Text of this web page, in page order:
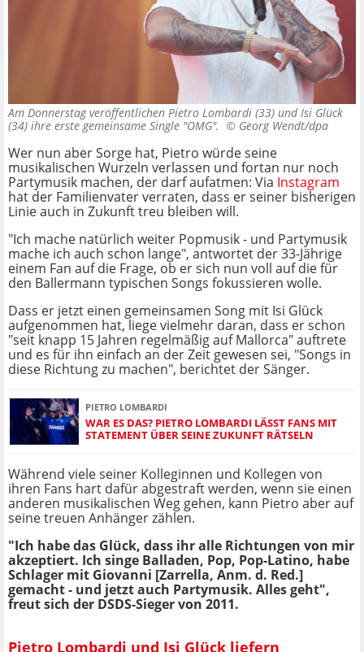
Am Donnerstag veröffentlichen Pietro Lombardi (33) und Isi Glück
(34) ihre erste gemeinsame Single "OMG". © Georg Wendt/dpa
Wer nun aber Sorge hat, Pietro würde seine
musikalischen Wurzeln verlassen und fortan nur noch
Partymusik machen, der darf aufatmen: Via Instagram
hat der Familienvater verraten, dass er seiner bisherigen
Linie auch in Zukunft treu bleiben will.
"Ich mache natürlich weiter Popmusik - und Partymusik
mache ich auch schon lange", antwortet der 33-Jährige
einem Fan auf die Frage, ob er sich nun voll auf die für
den Ballermann typischen Songs fokussieren wolle.
Dass er jetzt einen gemeinsamen Song mit Isi Glück
aufgenommen hat, liege vielmehr daran, dass er schon
"seit knapp 15 Jahren regelmäßig auf Mallorca" auftrete
und es für ihn einfach an der Zeit gewesen sei, "Songs in
diese Richtung zu machen", berichtet der Sänger.
PIETRO LOMBARDI
WAR ES DAS? PIETRO LOMBARDI LÄSST FANS MIT
STATEMENT ÜBER SEINE ZUKUNFT RÄTSELN
Während viele seiner Kolleginnen und Kollegen von
ihren Fans hart dafür abgestraft werden, wenn sie einen
anderen musikalischen Weg gehen, kann Pietro aber auf
seine treuen Anhänger zählen.
"Ich habe das Glück, dass ihr alle Richtungen von mir
akzeptiert. Ich singe Balladen, Pop, Pop-Latino, habe
Schlager mit Giovanni [Zarrella, Anm. d. Red.]
gemacht - und jetzt auch Partymusik. Alles geht",
freut sich der DSDS-Sieger von 2011.
Pietro Lombardi und Isi Glück liefern